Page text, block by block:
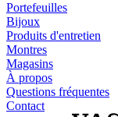
Portefeuilles
Bijoux
Produits d'entretien
Montres
Magasins
À propos
Questions fréquentes
Contact